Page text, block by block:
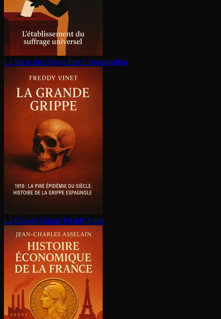
Le Sacre du citoyen Pierre Rosanvallon
La Grande Grippe Freddy Vinet